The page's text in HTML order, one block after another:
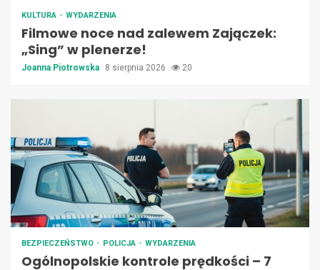
KULTURA WYDARZENIA
Filmowe noce nad zalewem Zajączek:
„Sing” w plenerze!
Joanna Piotrowska 8 sierpnia 2026 20
BEZPIECZEŃSTWO POLICJA WYDARZENIA
Ogólnopolskie kontrole prędkości – 7